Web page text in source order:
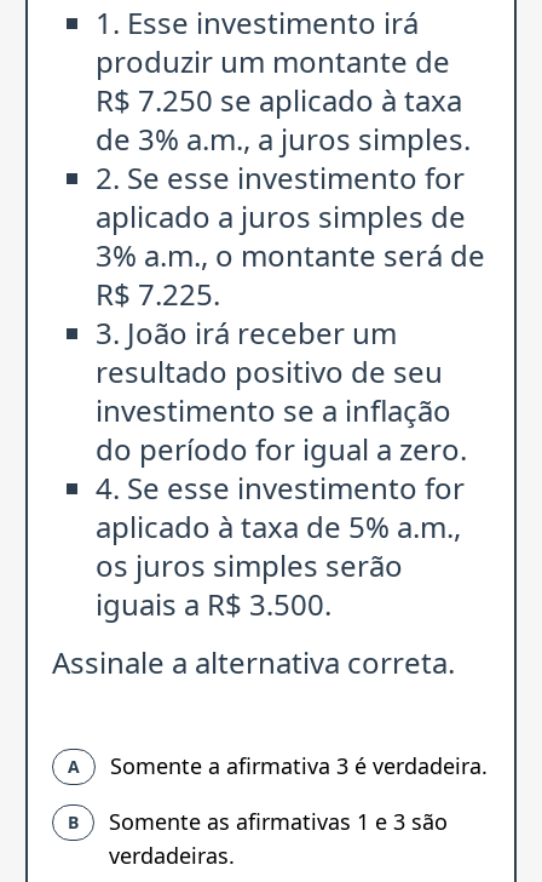
1. Esse investimento irá
produzir um montante de
R$ 7.250 se aplicado à taxa
de 3% a.m., a juros simples.
2. Se esse investimento for
aplicado a juros simples de
3% a.m., o montante será de
R$ 7.225.
3. João irá receber um
resultado positivo de seu
investimento se a inflação
do período for igual a zero.
4. Se esse investimento for
aplicado à taxa de 5% a.m.,
os juros simples serão
iguais a R$ 3.500.
Assinale a alternativa correta.
A Somente a afirmativa 3 é verdadeira.
B
Somente as afirmativas 1 e 3 são
verdadeiras.